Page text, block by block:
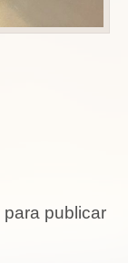
para publicar